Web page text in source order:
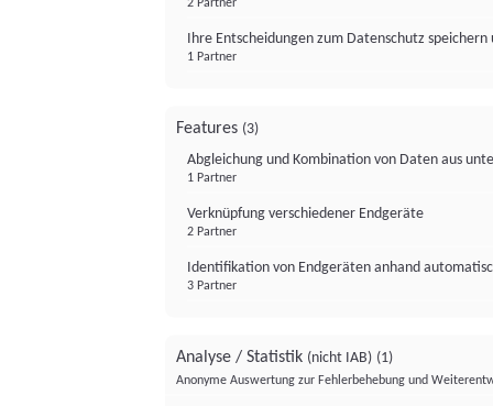
2 Partner
Ihre Entscheidungen zum Datenschutz
1 Partner
Features (3)
Abgleichung und Kombination von Daten aus
1 Partner
Verknüpfung verschiedener Endgeräte
2 Partner
Identifikation von Endgeräten anhand
3 Partner
Analyse / Statistik (nicht IAB) (1)
Anonyme Auswertung zur Fehlerbehebung und